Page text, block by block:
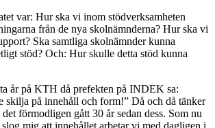
var: Hur ska vi inom stödverksamheten
från de nya skolnämnderna? Hur ska vi
Ska samtliga skolnämnder kunna
stöd? Och: Hur skulle detta stöd kunna
år på KTH då prefekten på INDEK sa:
skilja på innehåll och form!” Då och då tänker
förmodligen gått 30 år sedan dess. Som nu
mig att innehållet arbetar vi med dagligen i